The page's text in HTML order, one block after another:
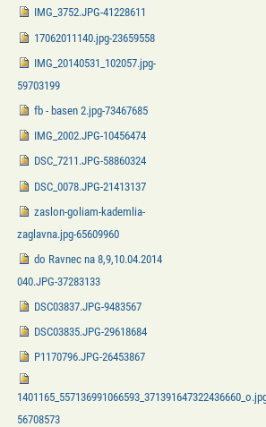
IMG_3752.JPG-41228611
17062011140.jpg-23659558
IMG_20140531_102057.jpg-
59703199
fb - basen 2.jpg-73467685
IMG_2002.JPG-10456474
DSC_7211.JPG-58860324
DSC_0078.JPG-21413137
zaslon-goliam-kademlia-
zaglavna.jpg-65609960
do Ravnec na 8,9,10.04.2014
040.JPG-37283133
DSC03837.JPG-9483567
DSC03835.JPG-29618684
P1170796.JPG-26453867
56708573